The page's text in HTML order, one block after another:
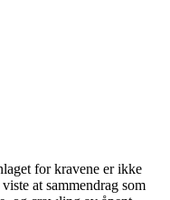
for kravene er ikke
at sammendrag som